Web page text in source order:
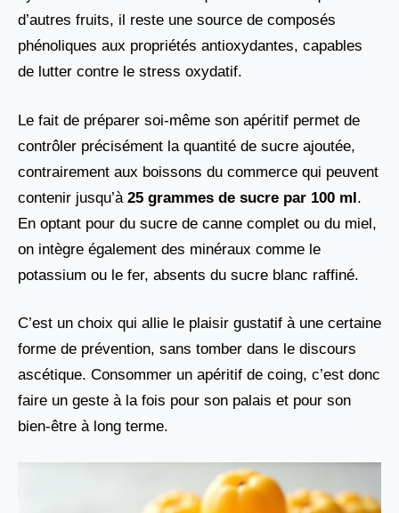
d’autres fruits, il reste une source de composés
phénoliques aux propriétés antioxydantes, capables
de lutter contre le stress oxydatif.
Le fait de préparer soi-même son apéritif permet de
contrôler précisément la quantité de sucre ajoutée,
contrairement aux boissons du commerce qui peuvent
contenir jusqu’à 25 grammes de sucre par 100 ml.
En optant pour du sucre de canne complet ou du miel,
on intègre également des minéraux comme le
potassium ou le fer, absents du sucre blanc raffiné.
C’est un choix qui allie le plaisir gustatif à une certaine
forme de prévention, sans tomber dans le discours
ascétique. Consommer un apéritif de coing, c’est donc
faire un geste à la fois pour son palais et pour son
bien-être à long terme.